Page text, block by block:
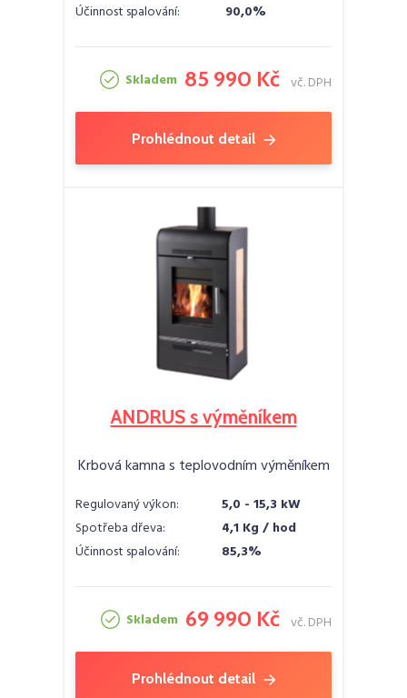
Účinnost spalování:
90,0%
Skladem 85 990 Kč vč. DPH
Prohlédnout detail
ANDRUS s výměníkem
Krbová kamna s teplovodním výměníkem
Regulovaný výkon:
5,0 - 15,3 kW
Spotřeba dřeva:
4,1 Kg / hod
Účinnost spalování:
85,3%
Skladem 69 990 Kč vč. DPH
Prohlédnout detail